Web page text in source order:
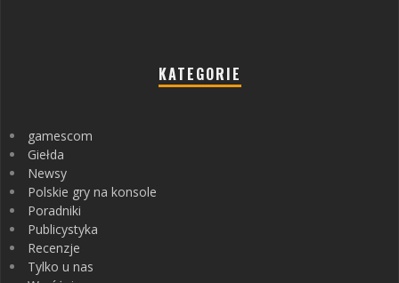
KATEGORIE
gamescom
Giełda
Newsy
Polskie gry na konsole
Poradniki
Publicystyka
Recenzje
Tylko u nas